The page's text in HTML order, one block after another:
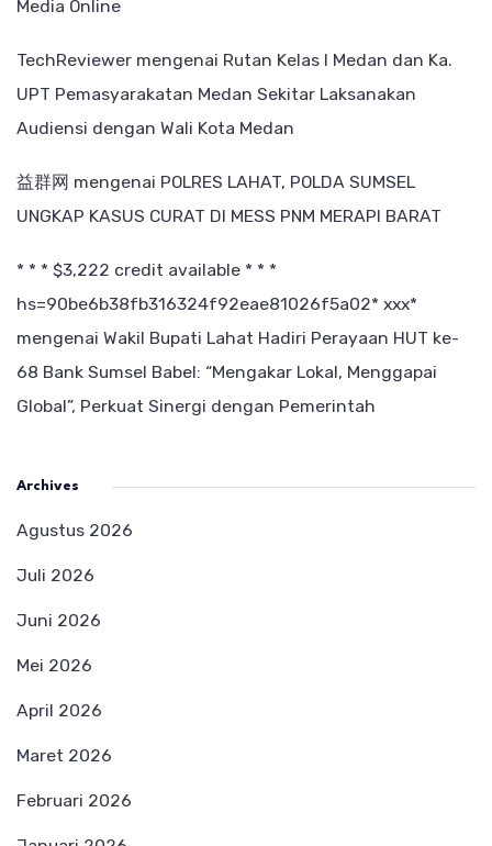
Media Online
TechReviewer mengenai Rutan Kelas I Medan dan Ka.
UPT Pemasyarakatan Medan Sekitar Laksanakan
Audiensi dengan Wali Kota Medan
益群网 mengenai POLRES LAHAT, POLDA SUMSEL
UNGKAP KASUS CURAT DI MESS PNM MERAPI BARAT
* * * $3,222 credit available * * *
hs=90be6b38fb316324f92eae81026f5a02* ххх*
mengenai Wakil Bupati Lahat Hadiri Perayaan HUT ke-
68 Bank Sumsel Babel: “Mengakar Lokal, Menggapai
Global”, Perkuat Sinergi dengan Pemerintah
Archives
Agustus 2026
Juli 2026
Juni 2026
Mei 2026
April 2026
Maret 2026
Februari 2026